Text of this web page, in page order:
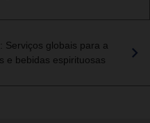
Serviços globais para a
e bebidas espirituosas